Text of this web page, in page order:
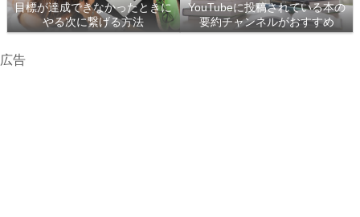
目標が達成できなかったときに
やる次に繋げる方法
YouTubeに投稿されている本の
要約チャンネルがおすすめ
広告